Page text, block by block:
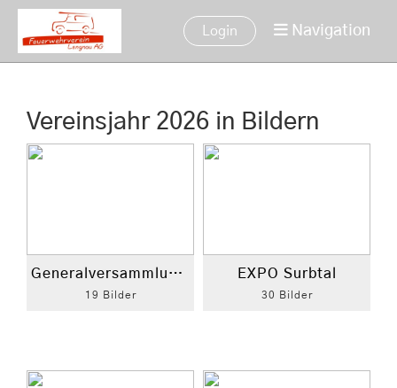
Login Navigation
Vereinsjahr 2026 in Bildern
Generalversammlung 2026
19 Bilder
EXPO Surbtal
30 Bilder